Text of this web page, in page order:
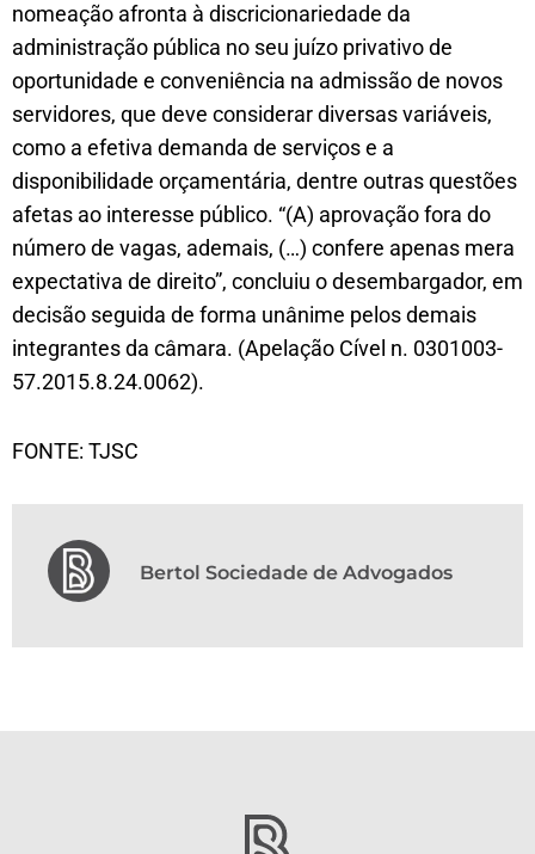
nomeação afronta à discricionariedade da
administração pública no seu juízo privativo de
oportunidade e conveniência na admissão de novos
servidores, que deve considerar diversas variáveis,
como a efetiva demanda de serviços e a
disponibilidade orçamentária, dentre outras questões
afetas ao interesse público. “(A) aprovação fora do
número de vagas, ademais, (…) confere apenas mera
expectativa de direito”, concluiu o desembargador, em
decisão seguida de forma unânime pelos demais
integrantes da câmara. (Apelação Cível n. 0301003-
57.2015.8.24.0062).
FONTE: TJSC
Bertol Sociedade de Advogados